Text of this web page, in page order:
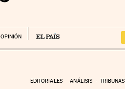
OPINIÓN
EDITORIALES ANÁLISIS TRIBUNAS